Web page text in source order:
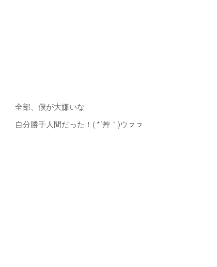
全部、僕が大嫌いな
自分勝手人間だった！( *´艸｀)ウㇷㇷ